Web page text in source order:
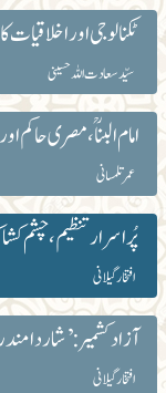
ٹکنالوجی اور اخلاقیات
سیّد سعادت اللہ حسینی
امام البناؒ، مصری حاکم
عمر تلمسانی
پُراسرار تنظیم ، چشم
افتخار گیلانی
آزاد کشمیر: ’شاردا
افتخار گیلانی